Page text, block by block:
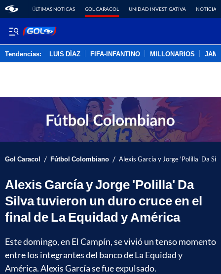
ÚLTIMAS NOTICAS GOL CARACOL UNIDAD INVESTIGATIVA NOTICIAS
Tendencias: LUIS DÍAZ FIFA-INFANTINO MILLONARIOS
Gol Caracol / Fútbol Colombiano / Alexis García y Jorge 'Polilla' Da
Alexis García y Jorge 'Polilla' Da
Silva tuvieron un duro cruce en el
final de La Equidad y América
Este domingo, en El Campín, se vivió un tenso momento
entre los integrantes del banco de La Equidad y
América. Alexis García se fue expulsado.